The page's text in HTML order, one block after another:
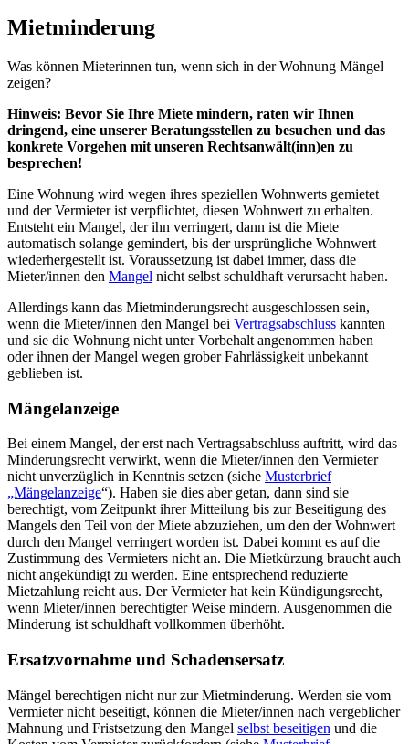
Mietminderung
Was können Mieterinnen tun, wenn sich in der Wohnung Mängel
zeigen?
Hinweis: Bevor Sie Ihre Miete mindern, raten wir Ihnen
dringend, eine unserer Beratungsstellen zu besuchen und das
konkrete Vorgehen mit unseren Rechtsanwält(inn)en zu
besprechen!
Eine Wohnung wird wegen ihres speziellen Wohnwerts gemietet
und der Vermieter ist verpflichtet, diesen Wohnwert zu erhalten.
Entsteht ein Mangel, der ihn verringert, dann ist die Miete
automatisch solange gemindert, bis der ursprüngliche Wohnwert
wiederhergestellt ist. Voraussetzung ist dabei immer, dass die
Mieter/innen den Mangel nicht selbst schuldhaft verursacht haben.
Allerdings kann das Mietminderungsrecht ausgeschlossen sein,
wenn die Mieter/innen den Mangel bei Vertragsabschluss kannten
und sie die Wohnung nicht unter Vorbehalt angenommen haben
oder ihnen der Mangel wegen grober Fahrlässigkeit unbekannt
geblieben ist.
Mängelanzeige
Bei einem Mangel, der erst nach Vertragsabschluss auftritt, wird das
Minderungsrecht verwirkt, wenn die Mieter/innen den Vermieter
nicht unverzüglich in Kenntnis setzen (siehe Musterbrief
„Mängelanzeige“). Haben sie dies aber getan, dann sind sie
berechtigt, vom Zeitpunkt ihrer Mitteilung bis zur Beseitigung des
Mangels den Teil von der Miete abzuziehen, um den der Wohnwert
durch den Mangel verringert worden ist. Dabei kommt es auf die
Zustimmung des Vermieters nicht an. Die Mietkürzung braucht auch
nicht angekündigt zu werden. Eine entsprechend reduzierte
Mietzahlung reicht aus. Der Vermieter hat kein Kündigungsrecht,
wenn Mieter/innen berechtigter Weise mindern. Ausgenommen die
Minderung ist schuldhaft vollkommen überhöht.
Ersatzvornahme und Schadensersatz
Mängel berechtigen nicht nur zur Mietminderung. Werden sie vom
Vermieter nicht beseitigt, können die Mieter/innen nach vergeblicher
Mahnung und Fristsetzung den Mangel selbst beseitigen und die